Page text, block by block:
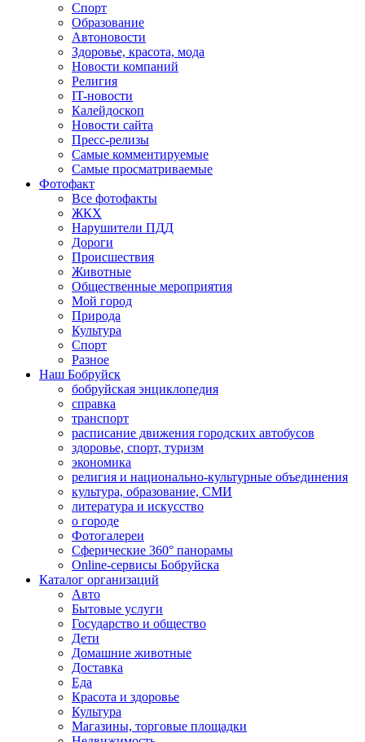
Спорт
Образование
Автоновости
Здоровье, красота, мода
Новости компаний
Религия
IT-новости
Калейдоскоп
Новости сайта
Пресс-релизы
Самые комментируемые
Самые просматриваемые
Фотофакт
Все фотофакты
ЖКХ
Нарушители ПДД
Дороги
Происшествия
Животные
Общественные мероприятия
Мой город
Природа
Культура
Спорт
Разное
Наш Бобруйск
бобруйская энциклопедия
справка
транспорт
расписание движения городских автобусов
здоровье, спорт, туризм
экономика
религия и национально-культурные объединения
культура, образование, СМИ
литература и искусство
о городе
Фотогалереи
Сферические 360° панорамы
Online-сервисы Бобруйска
Каталог организаций
Авто
Бытовые услуги
Государство и общество
Дети
Домашние животные
Доставка
Еда
Красота и здоровье
Культура
Магазины, торговые площадки